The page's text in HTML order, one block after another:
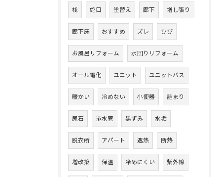
桟 蛇口 塗替え 廊下 増し張り
廊下床 おすすめ ズレ ひび
お風呂リフォーム 水回りリフォーム
オール電化 ユニット ユニットバス
暖かい 冷めない 小便器 詰まり
尿石 排水管 黒ずみ 水垢
脱衣所 アパート 遮熱 断熱
増改築 保温 冷めにくい 紫外線